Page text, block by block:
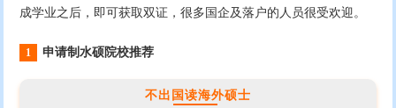
成学业之后，即可获取双证，很多国企及落户的人员很受欢迎。
1 申请制水硕院校推荐
不出国读海外硕士